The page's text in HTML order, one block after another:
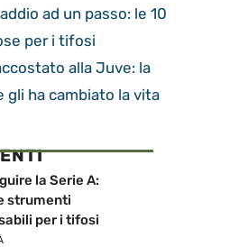
ad un passo: le 10
per i tifosi
alla Juve: la
gli ha cambiato la vita
la Serie A:
strumenti
per i tifosi